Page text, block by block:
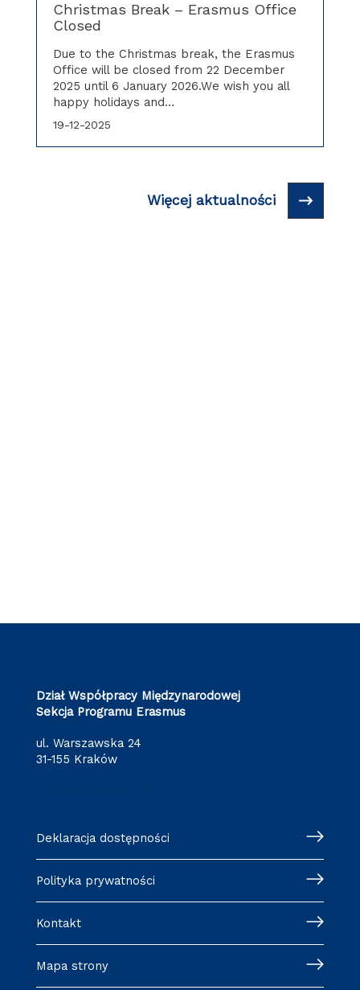
Christmas Break – Erasmus Office
Closed
Due to the Christmas break, the Erasmus
Office will be closed from 22 December
2025 until 6 January 2026.We wish you all
happy holidays and…
19-12-2025
Więcej aktualności
Dział Współpracy Międzynarodowej
Sekcja Programu Erasmus
ul. Warszawska 24
31-155 Kraków
Deklaracja dostępności
Polityka prywatności
Kontakt
Mapa strony